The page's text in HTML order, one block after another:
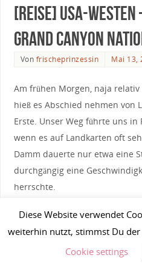
[Reise] USA-
Grand Canyon
Von frischeprinzessin Mai 13,
Am frühen Morgen, naja
hieß es Abschied nehmen von
Erste. Unser Weg führte uns in
wenn es auf Landkarten oft
Damm dauerte nur etwa eine
durchgängig eine
herrschte.
Angekommen
Diese Website verwendet
weiterhin nutzt, stimmst Du
Cookie settings